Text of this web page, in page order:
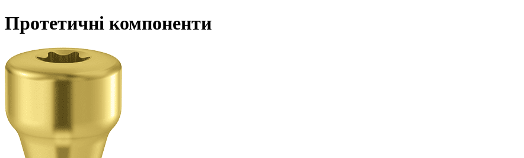
Протетичні компоненти